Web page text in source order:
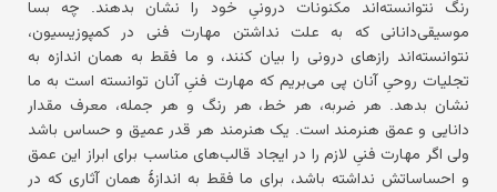
رنگ نتوانسته‌اند مکنونات درونیِ خود را نشان بدهند. چه بسا
موسیقی‌دانانی که به علت نداشتن مهارت فنی در کمپوزیسیون،
نتوانسته‌اند رازهای درونی را بیان کنند، و ما فقط به همان اندازه به
تجلیات روحیِ آنان پی می‌بریم که مهارت فنیِ آنان توانسته است به ما
نشان بدهد. هر ضربه، هر خط، هر رنگ و هر جمله، معرف مقدار
دانایی و عمق هنرمند است. یک هنرمند هر قدر عمیق و حساس باشد
ولی اگر مهارت فنیِ لازم را در ایجاد قالب‌های مناسب برای ابراز این عمق
و احساساتش نداشته باشد، برای ما فقط به اندازهٔ همان آثاری که در